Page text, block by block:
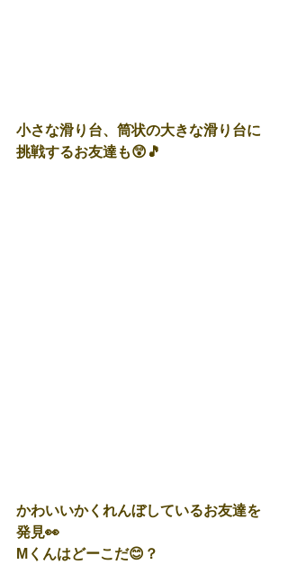
小さな滑り台、筒状の大きな滑り台に
挑戦するお友達も😲🎵
かわいいかくれんぼしているお友達を
発見👀
Mくんはどーこだ😊？